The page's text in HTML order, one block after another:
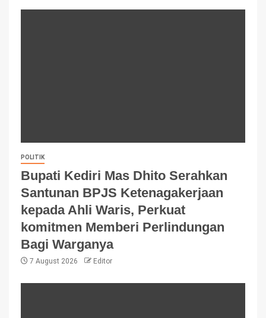
POLITIK
Bupati Kediri Mas Dhito Serahkan
Santunan BPJS Ketenagakerjaan
kepada Ahli Waris, Perkuat
komitmen Memberi Perlindungan
Bagi Warganya
7 August 2026 Editor